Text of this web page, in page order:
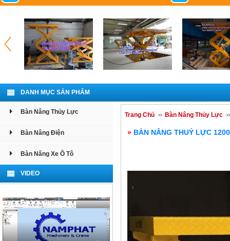
DANH MỤC SẢN PHẨM
Bàn Nâng Thủy Lực
Bàn Nâng Điện
Bàn Nâng Xe Ô Tô
VIDEO
Trang Chủ Bàn Nâng Thủy Lực
» BÀN NÂNG THUỶ LỰC